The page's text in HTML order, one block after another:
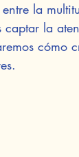
la
captar la
cómo